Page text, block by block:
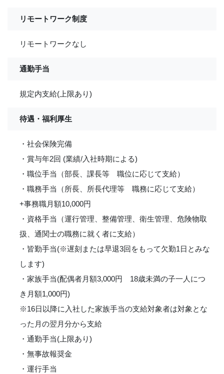
リモートワーク制度
リモートワークなし
通勤手当
規定内支給(上限あり)
待遇・福利厚生
・社会保険完備
・賞与年2回 (業績/入社時期による)
・職位手当（部長、課長等 職位に応じて支給）
・職務手当（所長、所長代理等 職務に応じて支給）
+事務職月額10,000円
・資格手当（運行管理、整備管理、衛生管理、危険物取
扱、通関士の職務に就く者に支給）
・皆勤手当(※遅刻または早退3回をもって欠勤1日とみな
します)
・家族手当(配偶者月額3,000円 18歳未満の子一人につ
き月額1,000円)
※16日以降に入社した家族手当の支給対象者は対象とな
った月の翌月分から支給
・通勤手当(上限あり)
・無事故報奨金
・運行手当